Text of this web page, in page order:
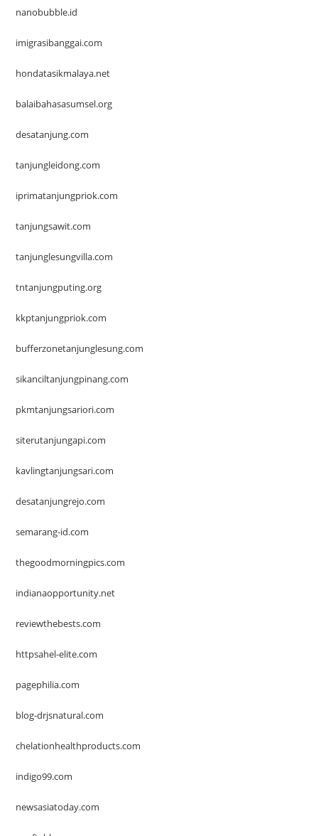
nanobubble.id
imigrasibanggai.com
hondatasikmalaya.net
balaibahasasumsel.org
desatanjung.com
tanjungleidong.com
iprimatanjungpriok.com
tanjungsawit.com
tanjunglesungvilla.com
tntanjungputing.org
kkptanjungpriok.com
bufferzonetanjunglesung.com
sikanciltanjungpinang.com
pkmtanjungsariori.com
siterutanjungapi.com
kavlingtanjungsari.com
desatanjungrejo.com
semarang-id.com
thegoodmorningpics.com
indianaopportunity.net
reviewthebests.com
httpsahel-elite.com
pagephilia.com
blog-drjsnatural.com
chelationhealthproducts.com
indigo99.com
newsasiatoday.com